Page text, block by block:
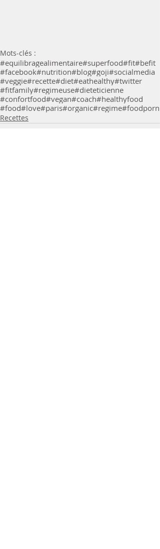
Mots-clés :
#equilibragealimentaire#superfood#fit#befit
#facebook#nutrition#blog#goji#socialmedia
#veggie#recette#diet#eathealthy#twitter
#fitfamily#regimeuse#dieteticienne
#confortfood#vegan#coach#healthyfood
#food#love#paris#organic#regime#foodporn
Recettes